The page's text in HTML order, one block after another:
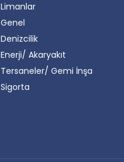
Limanlar
Genel
Denizcilik
Enerji/ Akaryakıt
Tersaneler/ Gemi İnşa
Sigorta